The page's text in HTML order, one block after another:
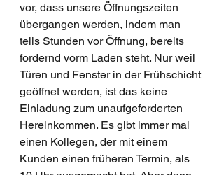
vor, dass unsere Öffnungszeiten
übergangen werden, indem man
teils Stunden vor Öffnung, bereits
fordernd vorm Laden steht. Nur weil
Türen und Fenster in der Frühschicht
geöffnet werden, ist das keine
Einladung zum unaufgeforderten
Hereinkommen. Es gibt immer mal
einen Kollegen, der mit einem
Kunden einen früheren Termin, als